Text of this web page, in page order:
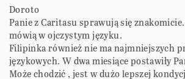
Doroto
Panie z Caritasu sprawują się
mówią w ojczystym języku.
Filipinka również nie ma najmniejszych
językowych. W dwa miesiące postawiły
Może chodzić , jest w dużo lepszej